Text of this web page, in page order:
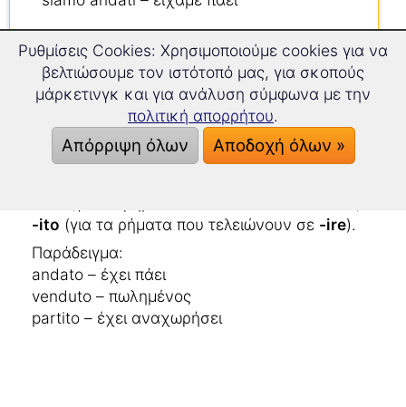
Μετοχή παρακειμένου
Στα ομαλά ρήματα η μετοχή παρακειμένου
σχηματίζεται, αν στο θέμα του ρήματος
προσθέσουμε την κατάληξη:
-ito (για τα ρήματα που τελειώνουν σε -ire).
Παράδειγμα:
andato – έχει πάει
venduto – πωλημένος
partito – έχει αναχωρήσει
Ρυθμίσεις Cookies: Χρησιμοποιούμε cookies για να
βελτιώσουμε τον ιστότοπό μας, για σκοπούς
μάρκετινγκ και για ανάλυση σύμφωνα με την
πολιτική απορρήτου.
Απόρριψη όλων Αποδοχή όλων »